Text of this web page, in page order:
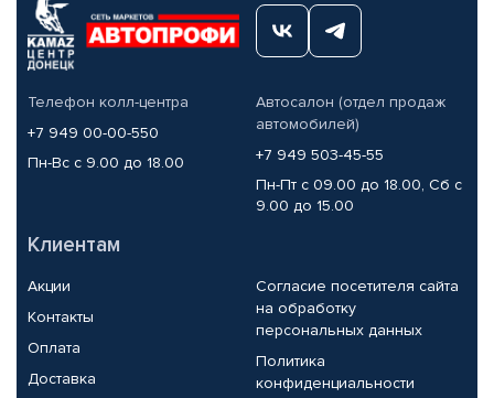
Телефон колл-центра
+7 949 00-00-550
Пн-Вс с 9.00 до 18.00
Автосалон (отдел продаж
автомобилей)
+7 949 503-45-55
Пн-Пт с 09.00 до 18.00, Сб с
9.00 до 15.00
Клиентам
Акции
Контакты
Оплата
Доставка
Согласие посетителя сайта
на обработку
персональных данных
Политика
конфиденциальности